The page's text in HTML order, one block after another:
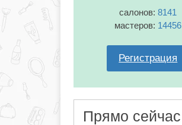
салонов:8141
мастеров: 14456
Регистрация
Прямо сейчас